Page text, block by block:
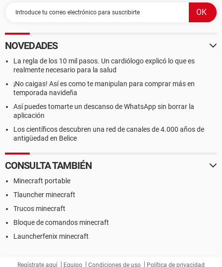
NOVEDADES
La regla de los 10 mil pasos. Un cardiólogo explicó lo que es
realmente necesario para la salud
¡No caigas! Así es como te manipulan para comprar más en
temporada navideña
Así puedes tomarte un descanso de WhatsApp sin borrar la
aplicación
Los científicos descubren una red de canales de 4.000 años de
antigüedad en Belice
CONSULTA TAMBIÉN
Minecraft portable
Tlauncher minecraft
Trucos minecraft
Bloque de comandos minecraft
Launcherfenix minecraft
Regístrate aquí Equipo Condiciones de uso Política de privacidad